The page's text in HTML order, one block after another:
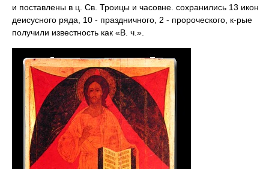
и поставлены в ц. Св. Троицы и часовне. сохранились 13 икон
деисусного ряда, 10 - праздничного, 2 - пророческого, к-рые
получили известность как «В. ч.».